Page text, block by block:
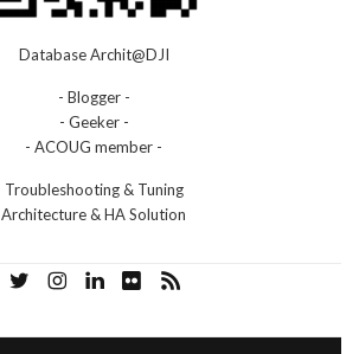
Database Archit@DJI
- Blogger -
- Geeker -
- ACOUG member -
Troubleshooting & Tuning
Architecture & HA Solution